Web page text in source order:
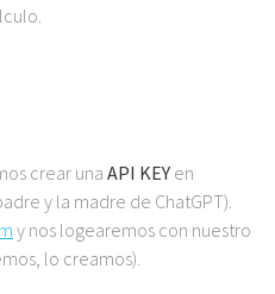
crear una API KEY en
y la madre de ChatGPT).
y nos logearemos con nuestro
lo creamos).